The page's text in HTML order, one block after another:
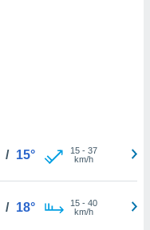
/ 15° 15- 37
km/h
/ 18° 15- 40
km/h